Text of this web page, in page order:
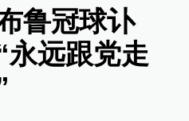
鲁冠球讣
永远跟党走